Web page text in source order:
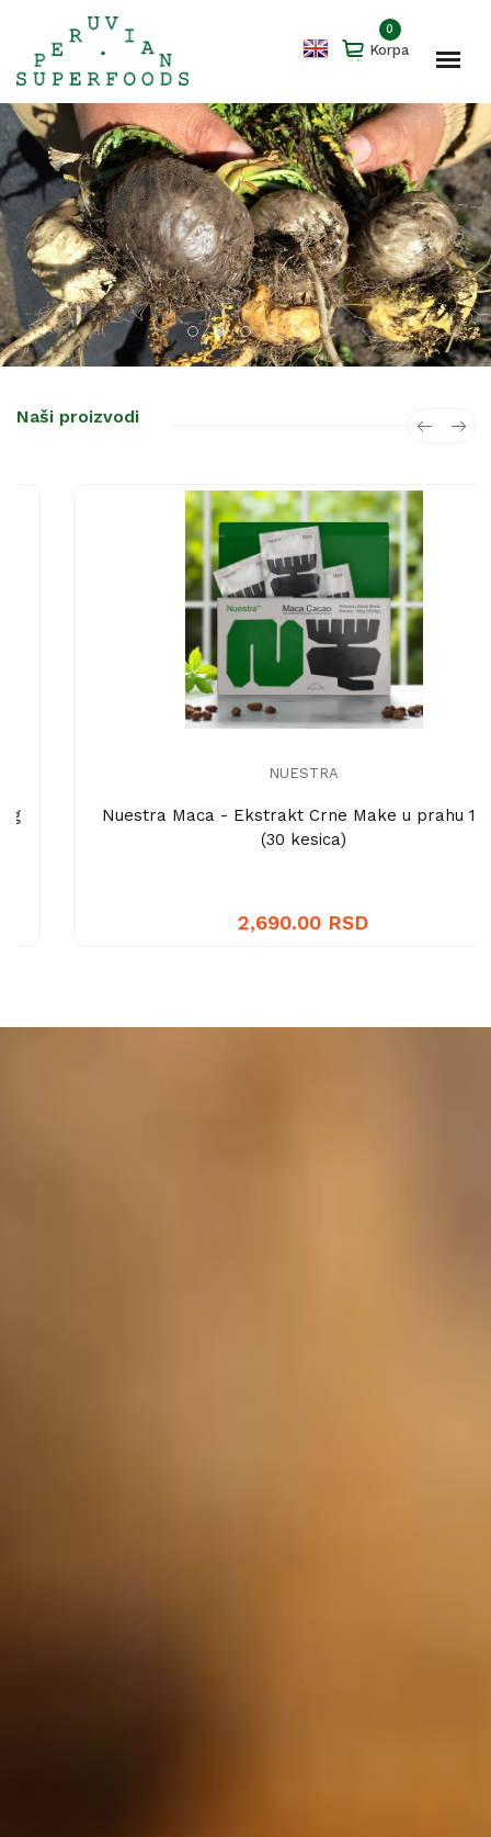
0
Korpa
Naši proizvodi
NUESTRA
Nuestra Maca - Ekstrakt Crne Make u prahu 150g
(30 kesica)
2,690.00 RSD